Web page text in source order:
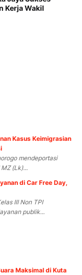
Kerja Wakil
Kasus Keimigrasian
mendeportasi
(Lk)...
di Car Free Day,
III Non TPI
publik...
Maksimal di Kuta